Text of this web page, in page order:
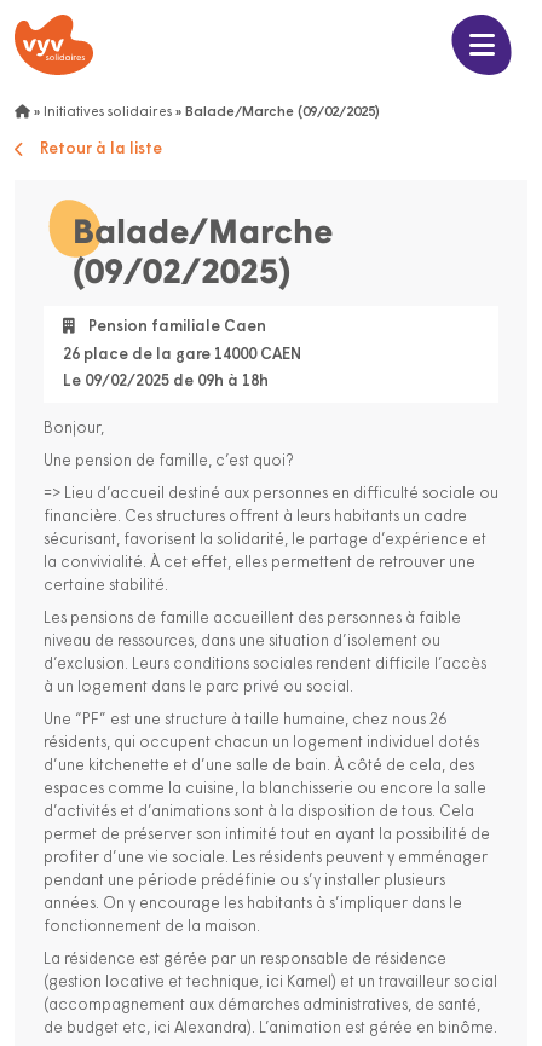
» Initiatives solidaires » Balade/Marche (09/02/2025)
Retour à la liste
Balade/Marche
(09/02/2025)
Pension familiale Caen
26 place de la gare 14000 CAEN
Le 09/02/2025 de 09h à 18h
Bonjour,
Une pension de famille, c’est quoi?
=> Lieu d’accueil destiné aux personnes en difficulté sociale ou
financière. Ces structures offrent à leurs habitants un cadre
sécurisant, favorisent la solidarité, le partage d’expérience et
la convivialité. À cet effet, elles permettent de retrouver une
certaine stabilité.
Les pensions de famille accueillent des personnes à faible
niveau de ressources, dans une situation d’isolement ou
d’exclusion. Leurs conditions sociales rendent difficile l’accès
à un logement dans le parc privé ou social.
Une “PF” est une structure à taille humaine, chez nous 26
résidents, qui occupent chacun un logement individuel dotés
d’une kitchenette et d’une salle de bain. À côté de cela, des
espaces comme la cuisine, la blanchisserie ou encore la salle
d’activités et d’animations sont à la disposition de tous. Cela
permet de préserver son intimité tout en ayant la possibilité de
profiter d’une vie sociale. Les résidents peuvent y emménager
pendant une période prédéfinie ou s’y installer plusieurs
années. On y encourage les habitants à s’impliquer dans le
fonctionnement de la maison.
La résidence est gérée par un responsable de résidence
(gestion locative et technique, ici Kamel) et un travailleur social
(accompagnement aux démarches administratives, de santé,
de budget etc, ici Alexandra). L’animation est gérée en binôme.